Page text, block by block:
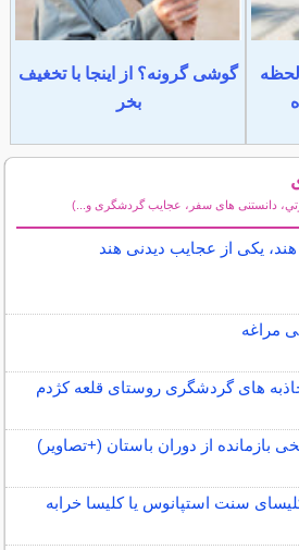
گوشی گرونه؟ از اینجا با تخغیف
بخر
دانستنی های سفر، عجایب گردشگری و...)
یکی از عجایب دیدنی هند
مراغه
های گردشگری روستای قلعه کژدم
بازمانده از دوران باستان (+تصاویر)
سنت استپانوس یا کلیسا خرابه